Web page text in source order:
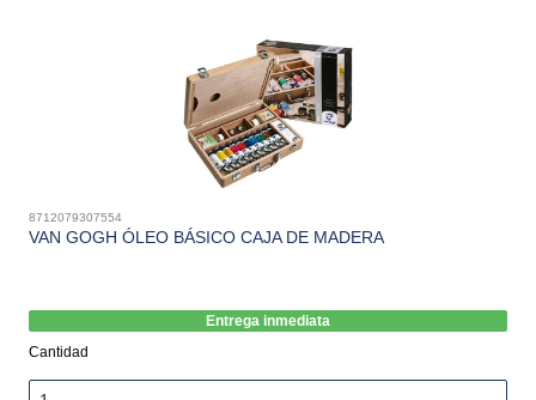
8712079307554
VAN GOGH ÓLEO BÁSICO CAJA DE MADERA
Entrega inmediata
Cantidad